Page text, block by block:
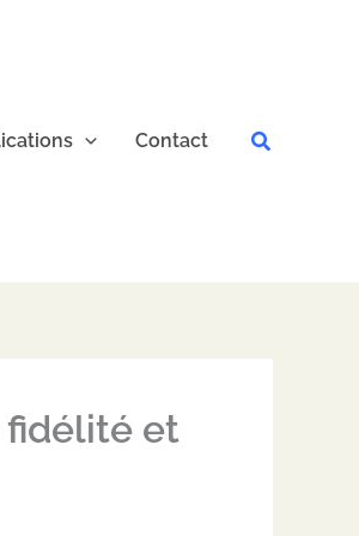
Contact
fidélité et